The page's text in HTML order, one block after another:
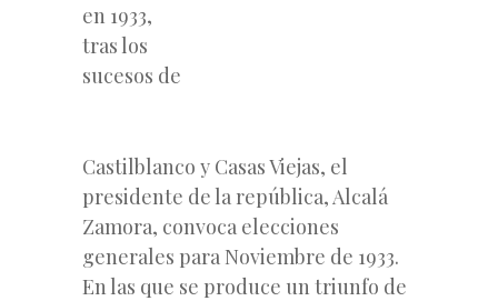
en 1933,
tras los
sucesos de
Castilblanco y Casas Viejas, el
presidente de la república, Alcalá
Zamora, convoca elecciones
generales para Noviembre de 1933.
En las que se produce un triunfo de